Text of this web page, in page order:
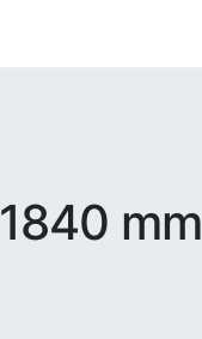
1840 mm